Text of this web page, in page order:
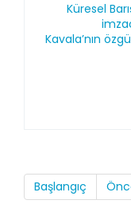
Küresel
Kavala’nın
Başlangıç